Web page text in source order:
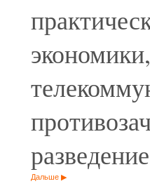
Дальше